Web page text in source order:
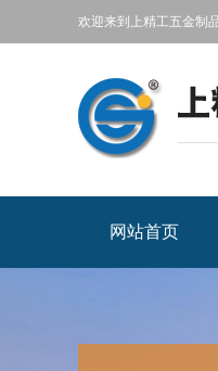
欢迎来到上精工五金制
网站首页